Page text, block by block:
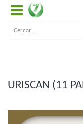
URISCAN (11